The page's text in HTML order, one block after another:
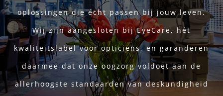
oplossingen die écht passen bij jouw leven.
Wij zijn aangesloten bij EyeCare, hét
kwaliteitslabel voor opticiens, en garanderen
daarmee dat onze oogzorg voldoet aan de
allerhoogste standaarden van deskundigheid